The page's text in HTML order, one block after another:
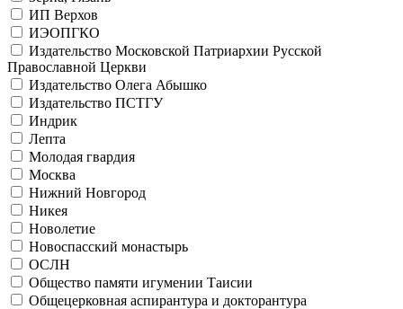
ИП Верхов
ИЭОПГКО
Издательство Московской Патриархии Русской
Православной Церкви
Издательство Олега Абышко
Издательство ПСТГУ
Индрик
Лепта
Молодая гвардия
Москва
Нижний Новгород
Никея
Новолетие
Новоспасский монастырь
ОСЛН
Общество памяти игумении Таисии
Общецерковная аспирантура и докторантура